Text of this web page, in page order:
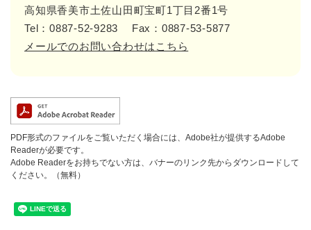
高知県香美市土佐山田町宝町1丁目2番1号
Tel：0887-52-9283
Fax：0887-53-5877
メールでのお問い合わせはこちら
PDF形式のファイルをご覧いただく場合には、Adobe社が提供するAdobe
Readerが必要です。
Adobe Readerをお持ちでない方は、バナーのリンク先からダウンロードして
ください。（無料）